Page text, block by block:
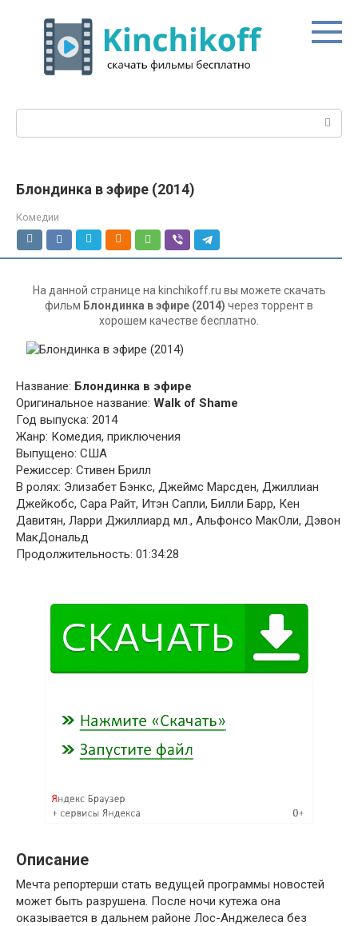
контенту
Блондинка в эфире (2014)
Комедии
На данной странице на kinchikoff.ru вы можете скачать
фильм Блондинка в эфире (2014) через торрент в
хорошем качестве бесплатно.
Название: Блондинка в эфире
Оригинальное название: Walk of Shame
Год выпуска: 2014
Жанр: Комедия, приключения
Выпущено: США
Режиссер: Стивен Брилл
В ролях: Элизабет Бэнкс, Джеймс Марсден, Джиллиан
Джейкобс, Сара Райт, Итэн Сапли, Билли Барр, Кен
Давитян, Ларри Джиллиард мл., Альфонсо МакОли, Дэвон
МакДональд
Продолжительность: 01:34:28
Описание
Мечта репортерши стать ведущей программы новостей
может быть разрушена. После ночи кутежа она
оказывается в дальнем районе Лос-Анджелеса без